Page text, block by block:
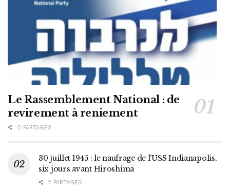
Le Rassemblement National : de
revirement à reniement
0 PARTAGES
30 juillet 1945 : le naufrage de l’USS Indianapolis,
six jours avant Hiroshima
2 PARTAGES